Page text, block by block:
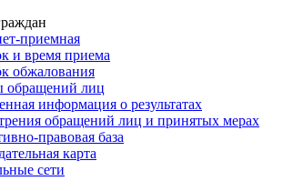
приемная
и время приема
обжалования
обращений лиц
информация о результатах
обращений лиц и принятых мерах
правовая база
карта
сети